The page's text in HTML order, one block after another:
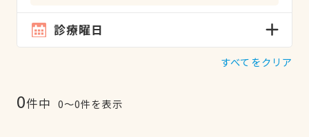
診療曜日
すべてをクリア
0件中 0〜0件を表示